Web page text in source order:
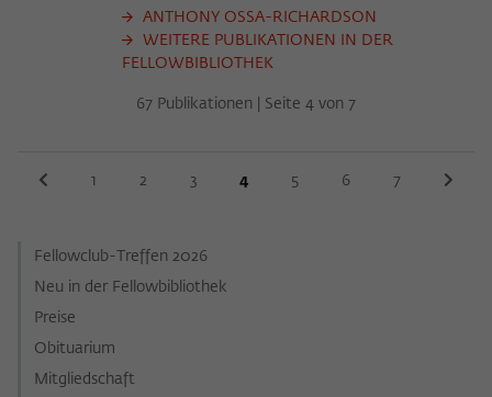
ANTHONY OSSA-RICHARDSON
WEITERE PUBLIKATIONEN IN DER
FELLOWBIBLIOTHEK
67 Publikationen | Seite 4 von 7
1 2 3 4 5 6 7
Fellowclub-Treffen 2026
Neu in der Fellowbibliothek
Preise
Obituarium
Mitgliedschaft